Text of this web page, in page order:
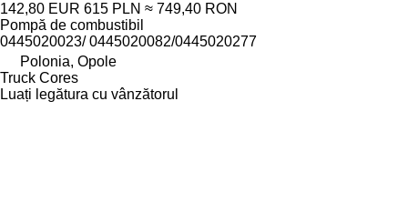
142,80 EUR 615 PLN ≈ 749,40 RON
Pompă de combustibil
0445020023/ 0445020082/0445020277
Polonia, Opole
Truck Cores
Luați legătura cu vânzătorul